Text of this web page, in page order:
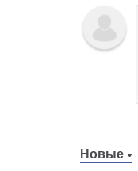
Новые